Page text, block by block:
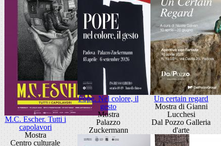
M.C. Escher. Tutti i
capolavori
Mostra
Centro culturale
Pope. Nel colore, il
gesto
Mostra
Palazzo
Zuckermann
Un certain regard
Mostra di Gianni
Lucchesi
Dal Pozzo Galleria
d'arte